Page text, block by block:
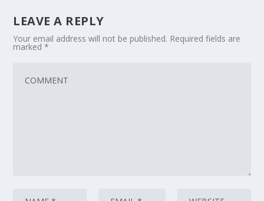
LEAVE A REPLY
Your email address will not be published. Required fields are
marked*